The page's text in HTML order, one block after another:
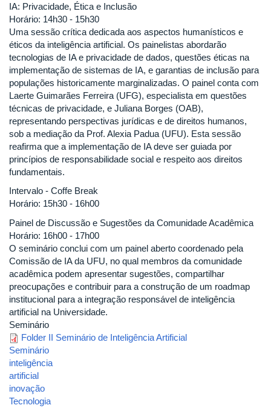
IA: Privacidade, Ética e Inclusão
Horário: 14h30 - 15h30
Uma sessão crítica dedicada aos aspectos humanísticos e
éticos da inteligência artificial. Os painelistas abordarão
tecnologias de IA e privacidade de dados, questões éticas na
implementação de sistemas de IA, e garantias de inclusão para
populações historicamente marginalizadas. O painel conta com
Laerte Guimarães Ferreira (UFG), especialista em questões
técnicas de privacidade, e Juliana Borges (OAB),
representando perspectivas jurídicas e de direitos humanos,
sob a mediação da Prof. Alexia Padua (UFU). Esta sessão
reafirma que a implementação de IA deve ser guiada por
princípios de responsabilidade social e respeito aos direitos
fundamentais.
Intervalo - Coffe Break
Horário: 15h30 - 16h00
Painel de Discussão e Sugestões da Comunidade Acadêmica
Horário: 16h00 - 17h00
O seminário conclui com um painel aberto coordenado pela
Comissão de IA da UFU, no qual membros da comunidade
acadêmica podem apresentar sugestões, compartilhar
preocupações e contribuir para a construção de um roadmap
institucional para a integração responsável de inteligência
artificial na Universidade.
Seminário
Folder II Seminário de Inteligência Artificial
Seminário
inteligência
artificial
inovação
Tecnologia